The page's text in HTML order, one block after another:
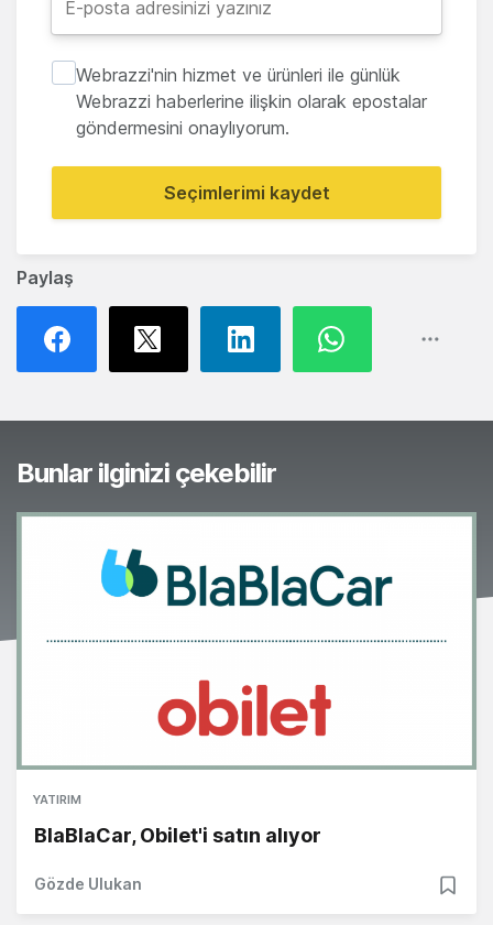
Paylaş
Webrazzi'nin hizmet ve ürünleri ile günlük
Webrazzi haberlerine ilişkin olarak epostalar
göndermesini onaylıyorum.
Seçimlerimi kaydet
Bunlar ilginizi çekebilir
YATIRIM
BlaBlaCar, Obilet'i satın alıyor
Gözde Ulukan